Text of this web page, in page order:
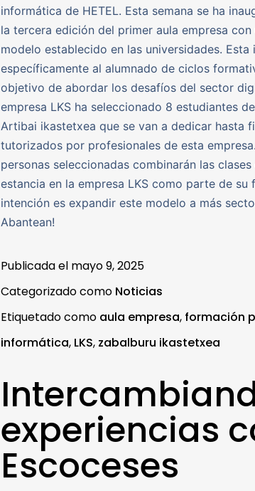
informática de HETEL. Esta semana se ha
la tercera edición del primer aula empresa
modelo establecido en las universidades.
específicamente al alumnado de ciclos
objetivo de abordar los desafíos del sector
empresa LKS ha seleccionado 8 estudiantes
Artibai ikastetxea que se van a dedicar hasta
tutorizados por profesionales de esta
personas seleccionadas combinarán las
estancia en la empresa LKS como parte de su
intención es expandir este modelo a más
Abantean!
Publicada el mayo 9, 2025
Categorizado como Noticias
Etiquetado como aula empresa, formación
informática, LKS, zabalburu ikastetxea
experiencias
Escoceses